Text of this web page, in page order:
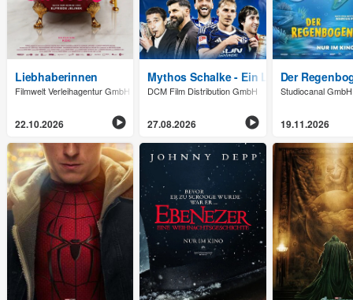
Liebhaberinnen
Filmwelt Verleihagentur GmbH
22.10.2026
Mythos Schalke - Ein Leben lang
DCM Film Distribution GmbH
27.08.2026
Der
Studiocanal GmbH
19.11.2026